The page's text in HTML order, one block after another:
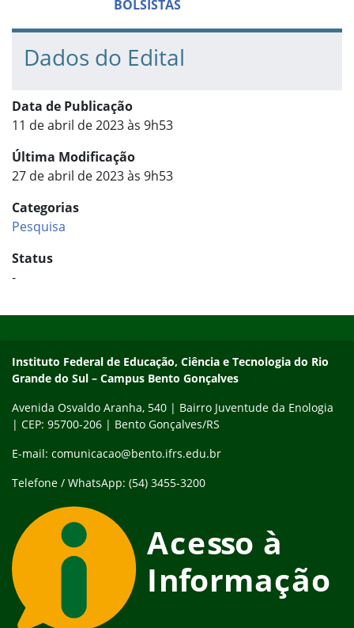
BOLSISTAS
Dados do Edital
Data de Publicação
11 de abril de 2023 às 9h53
Última Modificação
27 de abril de 2023 às 9h53
Categorias
Pesquisa
Status
-
Contato
Instituto Federal de Educação, Ciência e Tecnologia do Rio
Grande do Sul – Campus Bento Gonçalves
Avenida Osvaldo Aranha, 540 | Bairro Juventude da Enologia
| CEP: 95700-206 | Bento Gonçalves/RS
E-mail: comunicacao@bento.ifrs.edu.br
Telefone / WhatsApp: (54) 3455-3200